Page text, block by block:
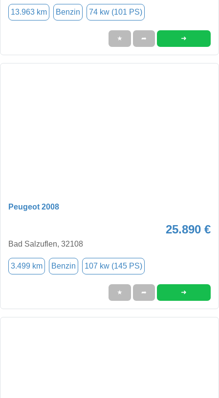
13.963 km Benzin 74 kw (101 PS)
★ ➦ ➜
Peugeot 2008
25.890 €
Bad Salzuflen, 32108
3.499 km Benzin 107 kw (145 PS)
★ ➦ ➜